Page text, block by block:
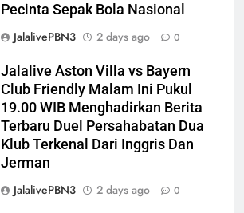
Pecinta Sepak Bola Nasional
JalalivePBN3
2 days ago 0
Jalalive Aston Villa vs Bayern
Club Friendly Malam Ini Pukul
19.00 WIB Menghadirkan Berita
Terbaru Duel Persahabatan Dua
Klub Terkenal Dari Inggris Dan
Jerman
JalalivePBN3
2 days ago 0